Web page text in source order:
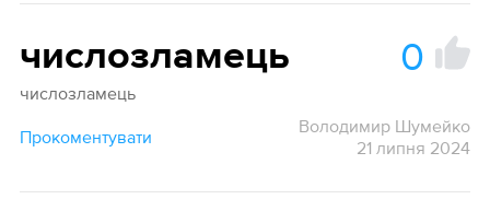
числозламець 0
числозламець
Прокоментувати
Володимир Шумейко
21 липня 2024